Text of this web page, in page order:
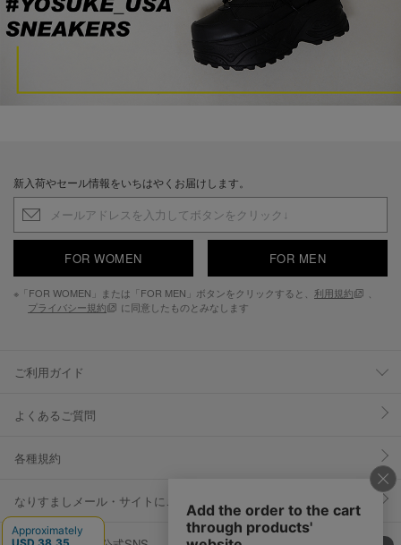
新入荷やセール情報をいちはやくお届けします。
FOR WOMEN FOR MEN
※「FOR WOMEN」または「FOR MEN」ボタンをクリックすると、 利用規約
プライバシー規約
に同意したものとみなします
ご利用ガイド
よくあるご質問
各種規約
なりすましメール・サイトにご注意ください